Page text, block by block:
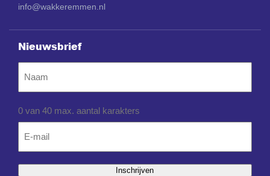
info@wakkeremmen.nl
Nieuwsbrief
0 van 40 max. aantal karakters
Inschrijven